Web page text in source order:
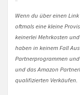
Wenn du über einen
oftmals eine kleine
keinerlei Mehrkosten
haben in keinem Fall
Partnerprogrammen
und das Amazon
qualifizierten Verkäufen.